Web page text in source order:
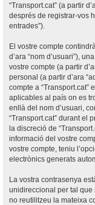
“Transport.cat” (a partir
després de registrar-vos
entrades”).
El vostre compte
d’ara “nom d’usuari”),
vostre compte (a partir
personal (a partir d’ara
compte a
aplicables al país on es
enllà del nom d’usuari,
“Transport.cat” durant el
la discreció de
informació del vostre
vostre compte, teniu
electrònics generats
La vostra contrasenya
unidireccional per tal que
no reutilitzeu la mateixa